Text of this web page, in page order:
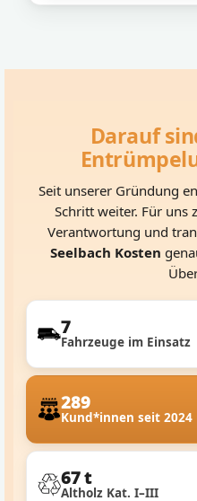
Darauf
Seit unserer Gründung
Schritt weiter. Für uns
Verantwortung und
Seelbach Kosten
7
Fahrzeuge im Einsatz
289
Kund*innen seit 2024
67 t
Altholz Kat. I–III